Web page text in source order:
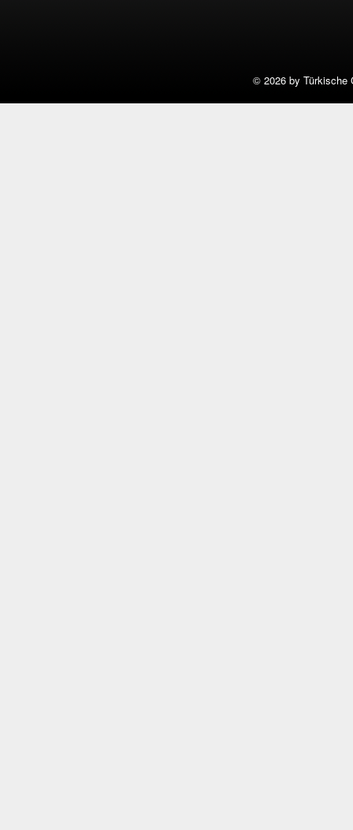
© 2026 by Türkische